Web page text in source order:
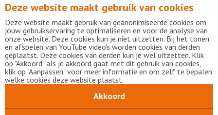
7,9
Bekijk alle waarderingen
DisclaimerPrivacy statementmijnFlevoziekenhuis
Deze website maakt gebruik van cookies
Deze website maakt gebruik van geanonimiseerde cookies om
jouw gebruikservaring te optimaliseren en voor de analyse van
onze website. Deze cookies kun je niet uitzetten. Bij het tonen
en afspelen van YouTube video's worden cookies van derden
geplaatst. Deze cookies van derden kun je wel uitzetten. Klik
op "Akkoord" als je akkoord gaat met dit gebruik van cookies,
klik op "Aanpassen" voor meer informatie en om zelf te bepalen
welke cookies deze website plaatst.
Akkoord